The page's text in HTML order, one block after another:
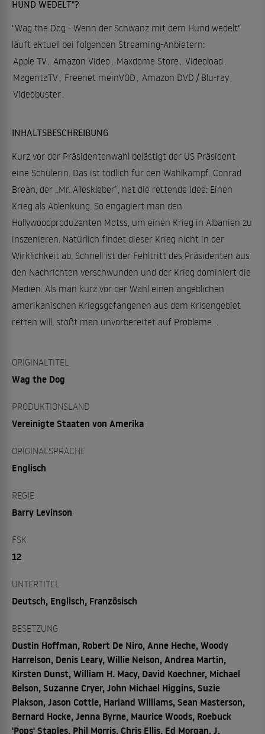
HUND WEDELT"?
"Wag the Dog - Wenn der Schwanz mit dem Hund wedelt"
läuft aktuell bei folgenden Streaming-Anbietern:
Apple TV, Amazon Video , Maxdome Store , Videoload ,
MagentaTV, Freenet meinVOD , Amazon DVD / Blu-ray,
Videobuster.
INHALTSBESCHREIBUNG
Kurz vor der Präsidentenwahl belästigt der US Präsident
eine Schülerin. Das ist tödlich für den Wahlkampf. Conrad
Brean, der „Mr. Alleskleber”, hat die rettende Idee: Einen
Krieg als Ablenkung. So engagiert man den
Hollywoodproduzenten Motss, um einen Krieg in Albanien zu
inszenieren. Natürlich findet dieser Krieg nicht in der
Wirklichkeit ab. Schnell ist der Fehltritt des Präsidenten aus
den Nachrichten verschwunden und der Krieg dominiert die
Medien. Als man kurz vor der Wahl einen angeblichen
amerikanischen Kriegsgefangenen aus dem Krisengebiet
retten will, stößt man unvorbereitet auf Probleme...
ORIGINALTITEL
Wag the Dog
PRODUKTIONSLAND
Vereinigte Staaten von Amerika
ORIGINALSPRACHE
Englisch
REGIE
Barry Levinson
FSK
12
UNTERTITEL
Deutsch, Englisch, Französisch
BESETZUNG
Dustin Hoffman, Robert De Niro, Anne Heche, Woody
Harrelson, Denis Leary, Willie Nelson, Andrea Martin,
Kirsten Dunst, William H. Macy, David Koechner, Michael
Belson, Suzanne Cryer, John Michael Higgins, Suzie
Plakson, Jason Cottle, Harland Williams, Sean Masterson,
Bernard Hocke, Jenna Byrne, Maurice Woods, Roebuck
'Pops' Staples, Phil Morris, Chris Ellis, Ed Morgan, J.